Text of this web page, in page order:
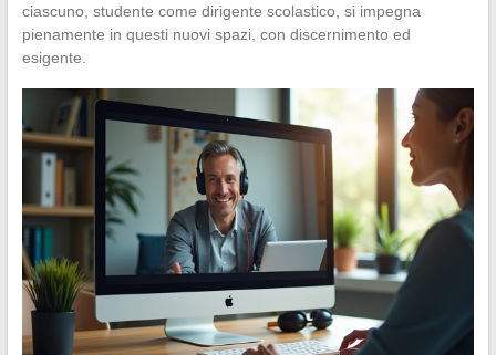
ciascuno, studente come dirigente scolastico, si impegna
pienamente in questi nuovi spazi, con discernimento ed
esigente.